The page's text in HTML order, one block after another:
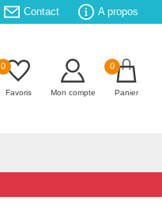
Contact A propos
0
Favoris Mon compte
0
Panier